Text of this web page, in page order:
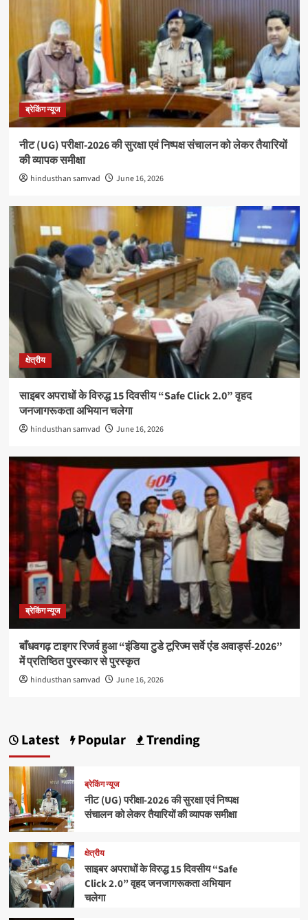
ब्रेकिंग न्यूज
नीट (UG) परीक्षा-2026 की सुरक्षा एवं निष्पक्ष संचालन को लेकर तैयारियों
की व्यापक समीक्षा
hindusthan samvad June 16, 2026
क्षेत्रीय
साइबर अपराधों के विरुद्ध 15 दिवसीय “Safe Click 2.0” वृहद
जनजागरूकता अभियान चलेगा
hindusthan samvad June 16, 2026
ब्रेकिंग न्यूज
बाँधवगढ़ टाइगर रिजर्व हुआ “इंडिया टुडे टूरिज्म सर्वे एंड अवार्ड्स-2026”
में प्रतिष्ठित पुरस्कार से पुरस्कृत
hindusthan samvad June 16, 2026
Latest Popular Trending
ब्रेकिंग न्यूज
नीट (UG) परीक्षा-2026 की सुरक्षा एवं निष्पक्ष
संचालन को लेकर तैयारियों की व्यापक समीक्षा
क्षेत्रीय
साइबर अपराधों के विरुद्ध 15 दिवसीय “Safe
Click 2.0” वृहद जनजागरूकता अभियान
चलेगा